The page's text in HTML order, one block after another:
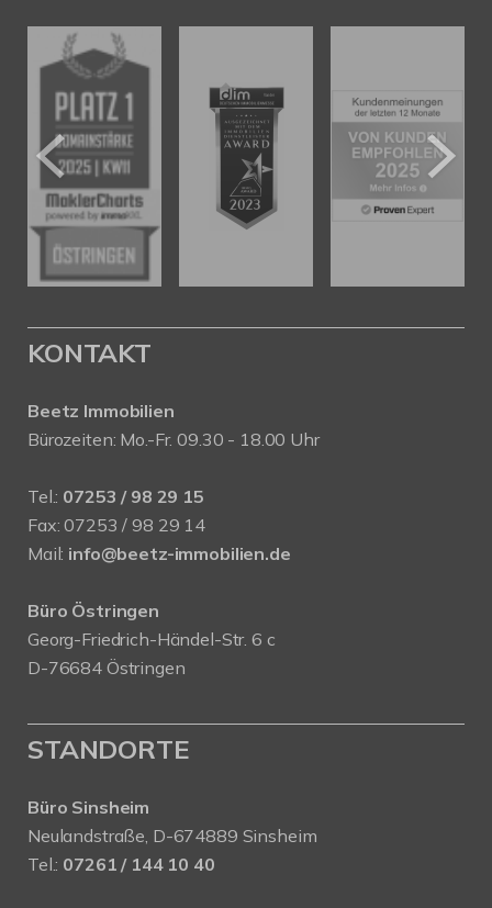
KONTAKT
Beetz Immobilien
Bürozeiten: Mo.-Fr. 09.30 - 18.00 Uhr
Tel.: 07253 / 98 29 15
Fax: 07253 / 98 29 14
Mail: info@beetz-immobilien.de
Büro Östringen
Georg-Friedrich-Händel-Str. 6 c
D-76684 Östringen
STANDORTE
Büro Sinsheim
Neulandstraße, D-674889 Sinsheim
Tel.: 07261 / 144 10 40